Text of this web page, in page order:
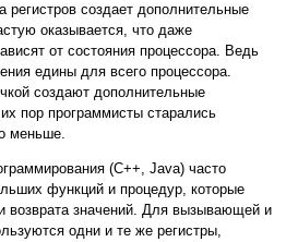
регистров создает дополнительные
оказывается, что даже
от состояния процессора. Ведь
едины для всего процессора.
создают дополнительные
пор программисты старались
меньше.
(C++, Java) часто
функций и процедур, которые
возврата значений. Для вызывающей и
одни и те же регистры,